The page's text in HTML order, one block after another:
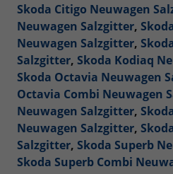
Skoda Citigo Neuwagen
Neuwagen Salzgitter,
Neuwagen Salzgitter,
Salzgitter, Skoda Kodiaq
Skoda Octavia Neuwagen
Octavia Combi Neuwagen
Neuwagen Salzgitter,
Neuwagen Salzgitter,
Salzgitter, Skoda Superb
Skoda Superb Combi